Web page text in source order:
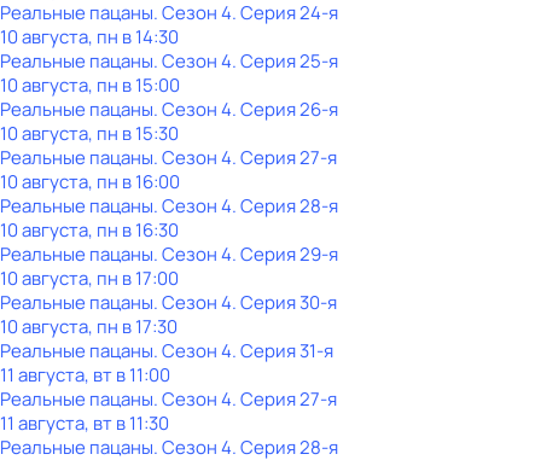
Реальные пацаны. Сезон 4. Серия 24-я
10 августа, пн в 14:30
Реальные пацаны. Сезон 4. Серия 25-я
10 августа, пн в 15:00
Реальные пацаны. Сезон 4. Серия 26-я
10 августа, пн в 15:30
Реальные пацаны. Сезон 4. Серия 27-я
10 августа, пн в 16:00
Реальные пацаны. Сезон 4. Серия 28-я
10 августа, пн в 16:30
Реальные пацаны. Сезон 4. Серия 29-я
10 августа, пн в 17:00
Реальные пацаны. Сезон 4. Серия 30-я
10 августа, пн в 17:30
Реальные пацаны. Сезон 4. Серия 31-я
11 августа, вт в 11:00
Реальные пацаны. Сезон 4. Серия 27-я
11 августа, вт в 11:30
Реальные пацаны. Сезон 4. Серия 28-я